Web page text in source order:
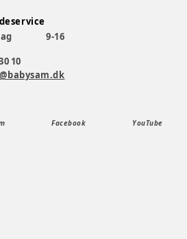
9-16
10
Facebook YouTube